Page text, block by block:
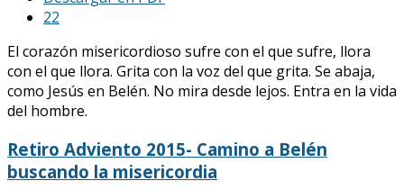
22
El corazón misericordioso sufre con el que sufre, llora
con el que llora. Grita con la voz del que grita. Se abaja,
como Jesús en Belén. No mira desde lejos. Entra en la vida
del hombre.
Retiro Adviento 2015- Camino a Belén
buscando la misericordia